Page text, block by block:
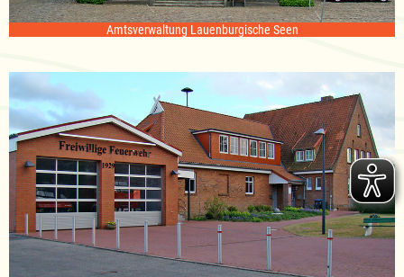
Amtsverwaltung Lauenburgische Seen